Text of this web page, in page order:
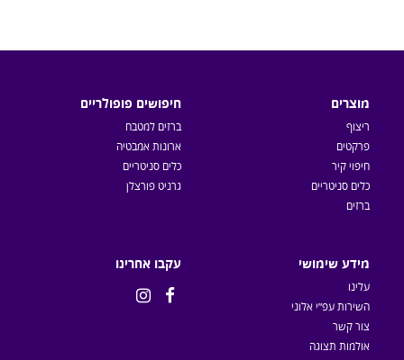
מוצרים
ריצוף
פרקטים
חיפוי קיר
כלים סניטריים
ברזים
חיפושים פופולריים
ברזים למטבח
ארונות אמבטיה
כלים סניטריים
גרניט פורצלן
מידע שימושי
עלינו
השירות עפ״י אלוני
צור קשר
אולמות תצוגה
עקבו אחרינו

